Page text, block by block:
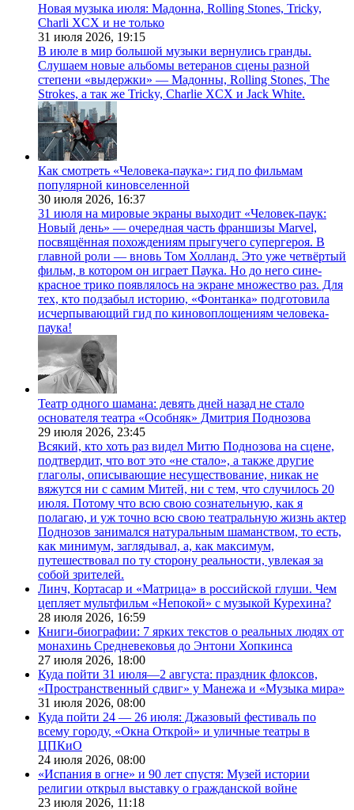
Новая музыка июля: Мадонна, Rolling Stones, Tricky,
Charli XCX и не только
31 июля 2026, 19:15
В июле в мир большой музыки вернулись гранды.
Слушаем новые альбомы ветеранов сцены разной
степени «выдержки» — Мадонны, Rolling Stones, The
Strokes, а так же Tricky, Charlie XCX и Jack White.
Как смотреть «Человека-паука»: гид по фильмам
популярной киновселенной
30 июля 2026, 16:37
31 июля на мировые экраны выходит «Человек-паук:
Новый день» — очередная часть франшизы Marvel,
посвящённая похождениям прыгучего супергероя. В
главной роли — вновь Том Холланд. Это уже четвёртый
фильм, в котором он играет Паука. Но до него сине-
красное трико появлялось на экране множество раз. Для
тех, кто подзабыл историю, «Фонтанка» подготовила
исчерпывающий гид по киновоплощениям человека-
паука!
Театр одного шамана: девять дней назад не стало
основателя театра «Особняк» Дмитрия Поднозова
29 июля 2026, 23:45
Всякий, кто хоть раз видел Митю Поднозова на сцене,
подтвердит, что вот это «не стало», а также другие
глаголы, описывающие несуществование, никак не
вяжутся ни с самим Митей, ни с тем, что случилось 20
июля. Потому что всю свою сознательную, как я
полагаю, и уж точно всю свою театральную жизнь актер
Поднозов занимался натуральным шаманством, то есть,
как минимум, заглядывал, а, как максимум,
путешествовал по ту сторону реальности, увлекая за
собой зрителей.
Линч, Кортасар и «Матрица» в российской глуши. Чем
цепляет мультфильм «Непокой» с музыкой Курехина?
28 июля 2026, 16:59
Книги-биографии: 7 ярких текстов о реальных людях от
монахинь Средневековья до Энтони Хопкинса
27 июля 2026, 18:00
Куда пойти 31 июля—2 августа: праздник флоксов,
«Пространственный сдвиг» у Манежа и «Музыка мира»
31 июля 2026, 08:00
Куда пойти 24 — 26 июля: Джазовый фестиваль по
всему городу, «Окна Открой» и уличные театры в
ЦПКиО
24 июля 2026, 08:00
«Испания в огне» и 90 лет спустя: Музей истории
религии открыл выставку о гражданской войне
23 июля 2026, 11:18